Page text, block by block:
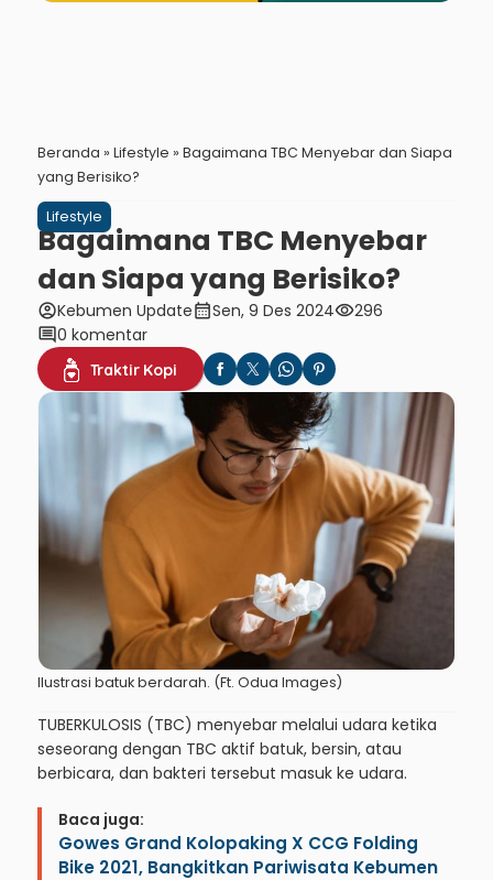
Beranda » Lifestyle » Bagaimana TBC Menyebar dan Siapa
yang Berisiko?
Lifestyle
Bagaimana TBC Menyebar
dan Siapa yang Berisiko?
account_circleKebumen Updatecalendar_monthSen, 9 Des 2024visibility296
comment0 komentar
Traktir Kopi
Ilustrasi batuk berdarah. (Ft. Odua Images)
TUBERKULOSIS (TBC) menyebar melalui udara ketika
seseorang dengan TBC aktif batuk, bersin, atau
berbicara, dan bakteri tersebut masuk ke udara.
Baca juga:
Gowes Grand Kolopaking X CCG Folding
Bike 2021, Bangkitkan Pariwisata Kebumen